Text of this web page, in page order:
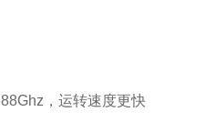
，运转速度更快